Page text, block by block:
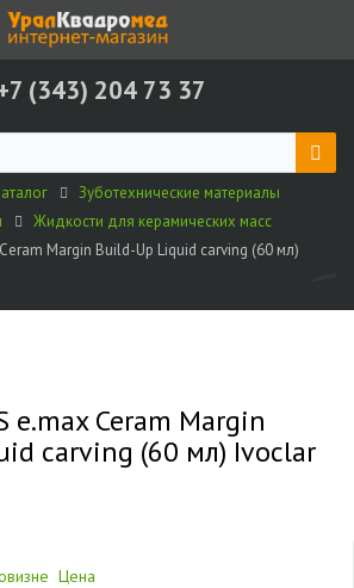
(343) 204 73 37
Зуботехнические материалы
Жидкости для керамических масс
Margin Build-Up Liquid carving (60 мл)
e.max Ceram Margin
carving (60 мл) Ivoclar
Цена